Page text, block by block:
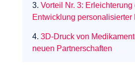
3. Vorteil Nr. 3: Erleichterung
Entwicklung personalisierter
4. 3D-Druck von
neuen Partnerschaften